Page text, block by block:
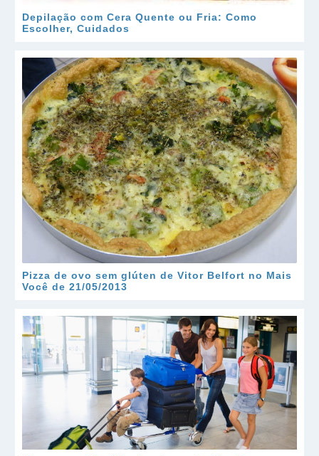
Depilação com Cera Quente ou Fria: Como
Escolher, Cuidados
Pizza de ovo sem glúten de Vitor Belfort no Mais
Você de 21/05/2013